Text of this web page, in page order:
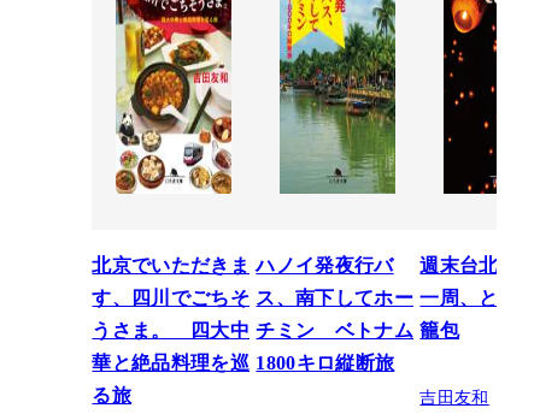
北京でいただきま
す、四川でごちそ
うさま。 四大中
華と絶品料理を巡
る旅
ハノイ発夜行バ
ス、南下してホー
チミン ベトナム
1800キロ縦断旅
週末台北の
一周、とき
籠包
吉田友和